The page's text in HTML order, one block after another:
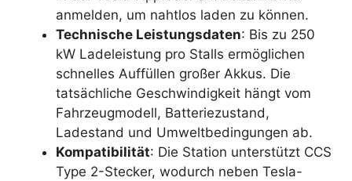
anmelden, um nahtlos laden zu können.
Technische Leistungsdaten: Bis zu 250
kW Ladeleistung pro Stalls ermöglichen
schnelles Auffüllen großer Akkus. Die
tatsächliche Geschwindigkeit hängt vom
Fahrzeugmodell, Batteriezustand,
Ladestand und Umweltbedingungen ab.
Kompatibilität: Die Station unterstützt CCS
Type 2-Stecker, wodurch neben Tesla-